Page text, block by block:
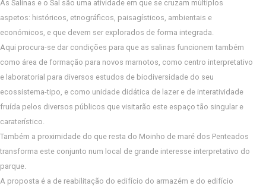
As Salinas e o Sal são uma atividade em que se cruzam múltiplos
aspetos: históricos, etnográficos, paisagísticos, ambientais e
económicos, e que devem ser explorados de forma integrada.
Aqui procura-se dar condições para que as salinas funcionem também
como área de formação para novos marnotos, como centro interpretativo
e laboratorial para diversos estudos de biodiversidade do seu
ecossistema-tipo, e como unidade didática de lazer e de interatividade
fruída pelos diversos públicos que visitarão este espaço tão singular e
caraterístico.
Também a proximidade do que resta do Moinho de maré dos Penteados
transforma este conjunto num local de grande interesse interpretativo do
parque.
A proposta é a de reabilitação do edifício do armazém e do edifício